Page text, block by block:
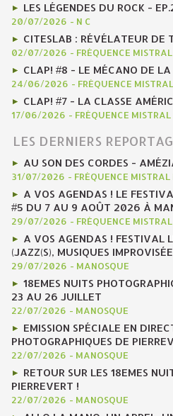
LES LÉGENDES DU ROCK -
20/07/2026 - N C
CITESLAB : RÉVÉLATEUR DE
02/07/2026 - FRÉQUENCE
CLAP! #8 - LE MÉCANO DE LA
24/06/2026 - FRÉQUENCE
CLAP! #7 - LA CLASSE
17/06/2026 - FRÉQUENCE MISTRAL
LES DERNIERS
AU SON DES CORDES -
31/07/2026 - FRÉQUENCE
A VOS AGENDAS ! LE
#5 DU 7 AU 9 AOÛT 2026 À
29/07/2026 - FRÉQUENCE
A VOS AGENDAS ! FESTIVAL
(JAZZ(S), MUSIQUES
29/07/2026 - MANOSQUE
18EMES NUITS
23 AU 26 JUILLET
22/07/2026 - MANOSQUE
EMISSION SPÉCIALE EN
PHOTOGRAPHIQUES DE
22/07/2026 - MANOSQUE
RETOUR SUR LES 18EMES
PIERREVERT !
22/07/2026 - MANOSQUE